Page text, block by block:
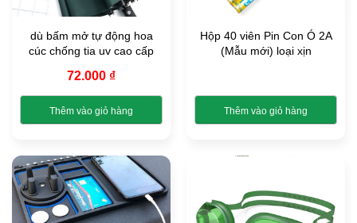
dù bấm mở tự động hoa
cúc chống tia uv cao cấp
72.000 ₫
Thêm vào giỏ hàng
này
có
nhiều
biến
Hộp 40 viên Pin Con Ó 2A
(Mẫu mới) loại xịn
Thêm vào giỏ hàng